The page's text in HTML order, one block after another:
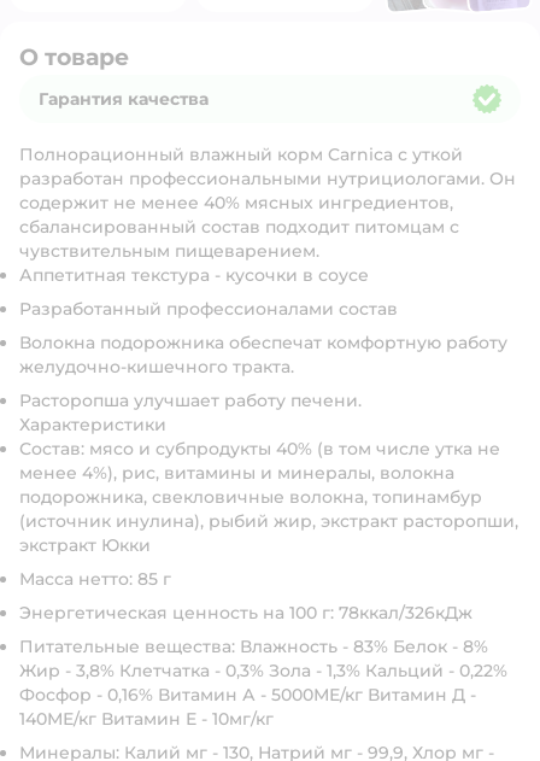
О товаре
Гарантия качества
Полнорационный влажный корм Carnica с уткой
разработан профессиональными нутрициологами. Он
содержит не менее 40% мясных ингредиентов,
сбалансированный состав подходит питомцам с
чувствительным пищеварением.
Аппетитная текстура - кусочки в соусе
Разработанный профессионалами состав
Волокна подорожника обеспечат комфортную работу
желудочно-кишечного тракта.
Расторопша улучшает работу печени.
Характеристики
Состав: мясо и субпродукты 40% (в том числе утка не
менее 4%), рис, витамины и минералы, волокна
подорожника, свекловичные волокна, топинамбур
(источник инулина), рыбий жир, экстракт расторопши,
экстракт Юкки
Масса нетто: 85 г
Энергетическая ценность на 100 г: 78ккал/326кДж
Питательные вещества: Влажность - 83% Белок - 8%
Жир - 3,8% Клетчатка - 0,3% Зола - 1,3% Кальций - 0,22%
Фосфор - 0,16% Витамин А - 5000МЕ/кг Витамин Д -
140МЕ/кг Витамин Е - 10мг/кг
Минералы: Калий мг - 130, Натрий мг - 99,9, Хлор мг -